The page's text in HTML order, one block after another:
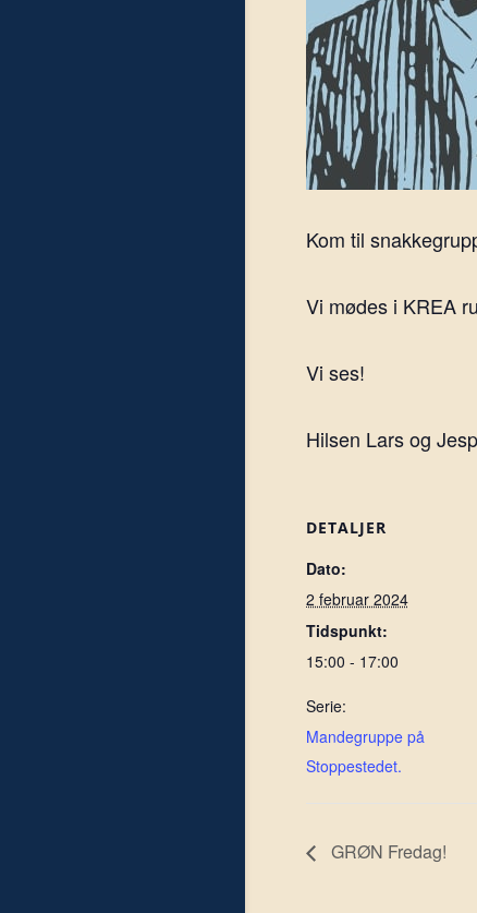
Kom til
Vi mødes i KREA
Vi ses!
Hilsen Lars og
DETALJER
Dato:
2 februar 2024
Tidspunkt:
15:00 - 17:00
Serie:
Mandegruppe på
Stoppestedet.
GRØN Fredag!